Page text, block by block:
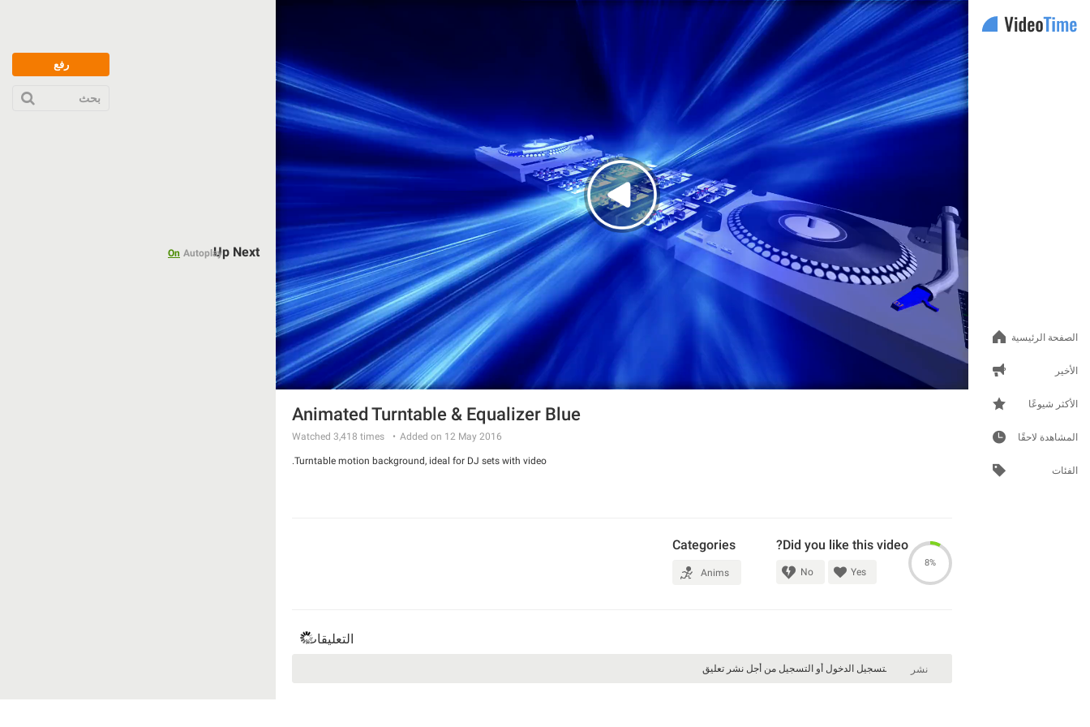
رفع
بحث
الصفحة الرئيسية
الأخير
الأكثر شيوعًا
المشاهدة لاحقًا
الفئات
Auto
144p
240p
360p
480p
Animated Turntable & Equalizer Blue
Added on 12 May 2016
Watched 3,418 times
Turntable motion background, ideal for DJ sets with video.
8%
Did you like this video?
Yes
No
Categories
Anims
التعليقات
Up Next
Autoplay
On